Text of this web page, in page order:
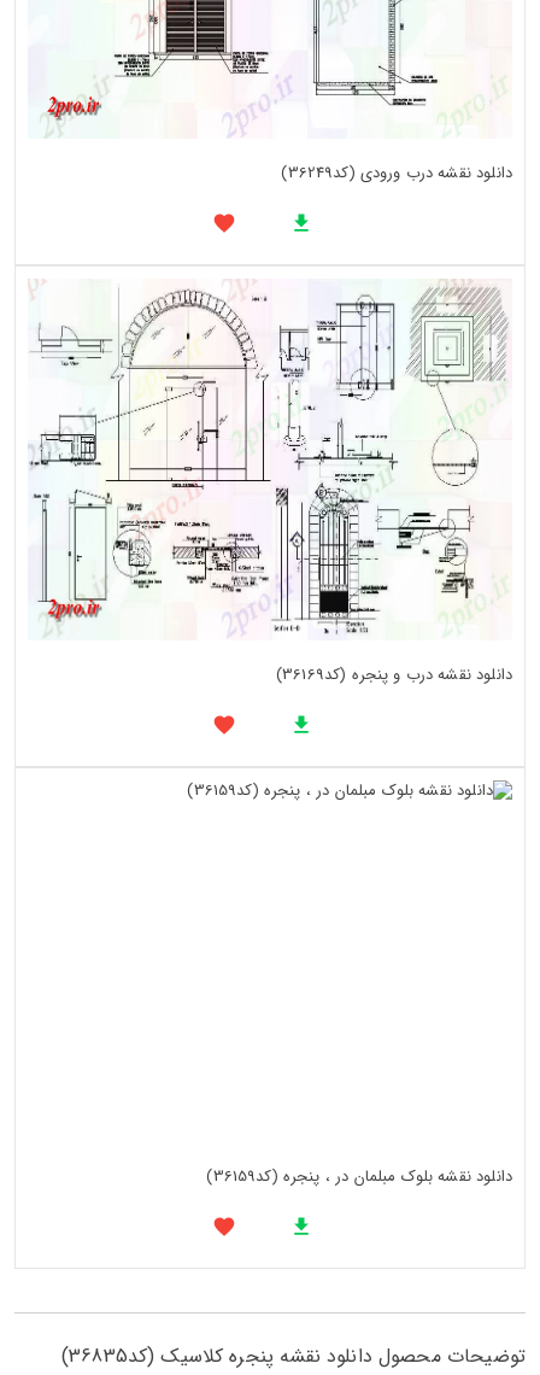
دانلود نقشه درب ورودی (کد36249)
دانلود نقشه درب و پنجره (کد36169)
دانلود نقشه بلوک مبلمان در ، پنجره (کد36159)
توضیحات محصول دانلود نقشه پنجره کلاسیک (کد36835)